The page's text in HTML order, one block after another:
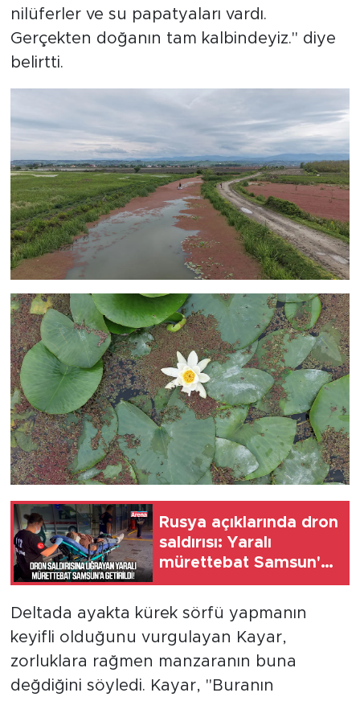
nilüferler ve su papatyaları vardı.
Gerçekten doğanın tam kalbindeyiz." diye
belirtti.
Rusya açıklarında dron
saldırısı: Yaralı
mürettebat Samsun'a
getirildi
Deltada ayakta kürek sörfü yapmanın
keyifli olduğunu vurgulayan Kayar,
zorluklara rağmen manzaranın buna
değdiğini söyledi. Kayar, "Buranın